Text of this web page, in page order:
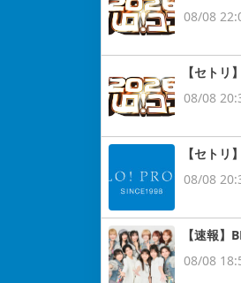
08/08
【セトリ
08/08
【セトリ
08/08
【速報】
08/08